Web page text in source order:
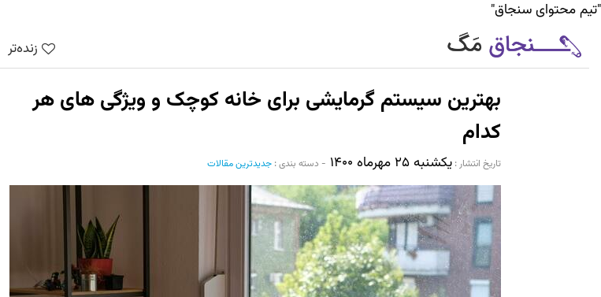
"تیم محتوای سنجاق"
زنده‌تر
بهترین سیستم گرمایشی برای خانه کوچک و ویژگی های هر
کدام
تاریخ انتشار :‌ یکشنبه ۲۵ مهرماه ۱۴۰۰ - دسته بندی : جدیدترین مقالات